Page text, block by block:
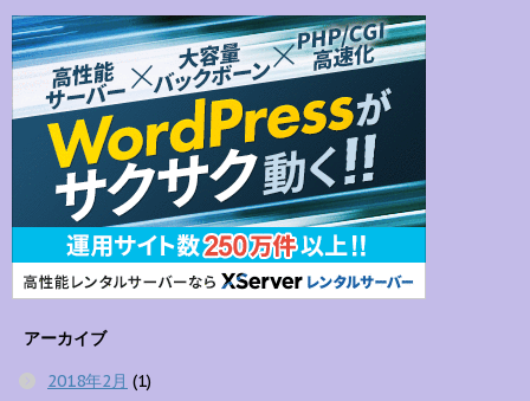
アーカイブ
2018年2月 (1)